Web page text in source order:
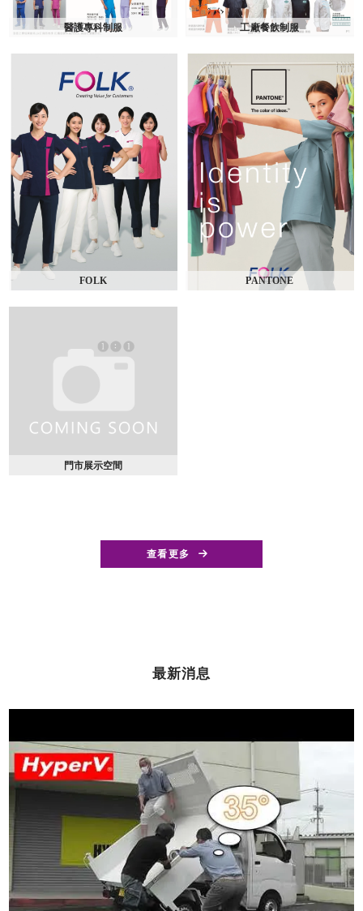
醫護專科制服 工廠餐飲制服
FOLK PANTONE
門市展示空間
查看更多
最新消息